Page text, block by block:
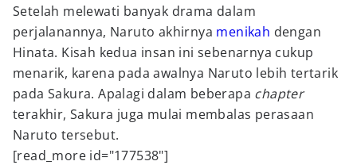
Setelah melewati banyak drama dalam
perjalanannya, Naruto akhirnya menikah dengan
Hinata. Kisah kedua insan ini sebenarnya cukup
menarik, karena pada awalnya Naruto lebih tertarik
pada Sakura. Apalagi dalam beberapa chapter
terakhir, Sakura juga mulai membalas perasaan
Naruto tersebut.
[read_more id="177538"]